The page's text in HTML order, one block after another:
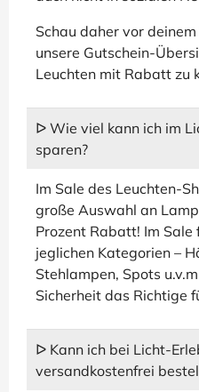
Schau daher vor
unsere Gutschein-
Leuchten mit Rabatt zu
ᐅ Wie viel kann ich im
sparen?
Im Sale des Leuchten-
große Auswahl an
Prozent Rabatt! Im
jeglichen Kategorien –
Stehlampen, Spots
Sicherheit das Richtige
ᐅ Kann ich bei Licht-
versandkostenfrei